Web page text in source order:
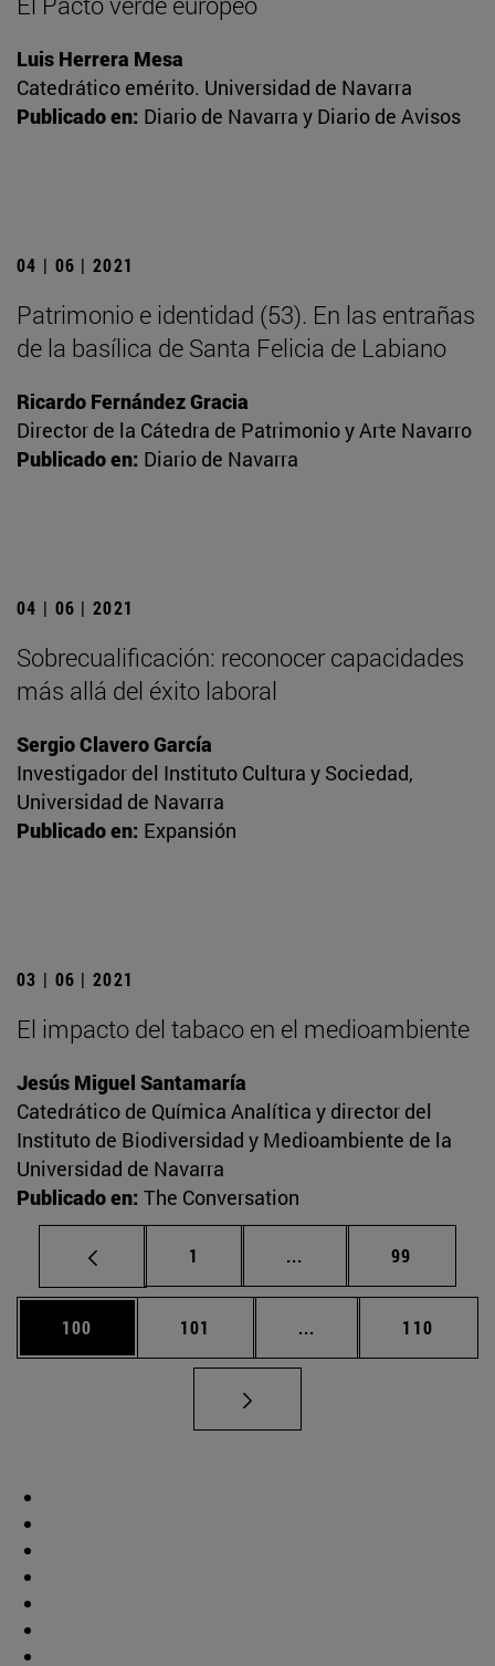
Luis Herrera Mesa
Catedrático emérito. Universidad de Navarra
Publicado en: Diario de Navarra y Diario de Avisos
04 | 06 | 2021
Patrimonio e identidad (53). En las entrañas
de la basílica de Santa Felicia de Labiano
Ricardo Fernández Gracia
Director de la Cátedra de Patrimonio y Arte Navarro
Publicado en: Diario de Navarra
04 | 06 | 2021
Sobrecualificación: reconocer capacidades
más allá del éxito laboral
Sergio Clavero García
Investigador del Instituto Cultura y Sociedad,
Universidad de Navarra
Publicado en: Expansión
03 | 06 | 2021
El impacto del tabaco en el medioambiente
Jesús Miguel Santamaría
Catedrático de Química Analítica y director del
Instituto de Biodiversidad y Medioambiente de la
Universidad de Navarra
Publicado en: The Conversation
Página
1 ... Páginas intermedias
Página
99
Página
100 Página
101 ... Páginas intermedias
Página
110